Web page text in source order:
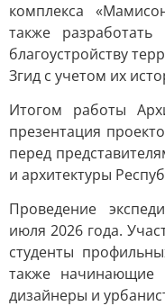
комплекса
также
благоустройству
Згид с учетом их
Итогом работы
презентация
перед
и архитектуры
Проведение
июля 2026 года.
студенты
также начинающие
дизайнеры и